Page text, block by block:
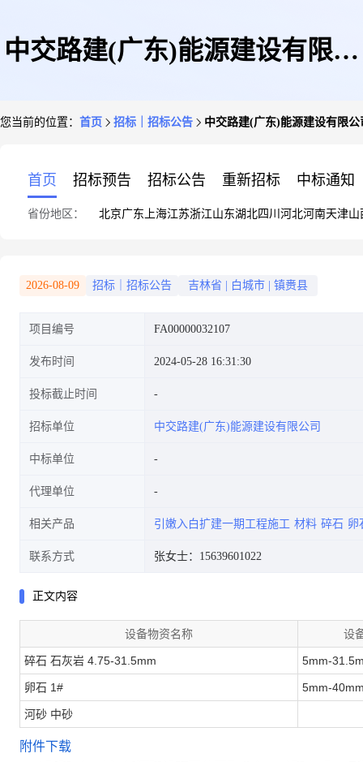
中交路建(广东)能源建设有限公
您当前的位置： 首页 招标｜招标公告 中交路建(广东)能源建设有限
首页 招标预告 招标公告 重新招标 中标通知
省份地区： 北京广东 上海江苏浙江山东湖北四川 河北河南天津山
2026-08-09 招标｜招标公告 吉林省 白城市 镇赉县
项目编号 FA00000032107
发布时间 2024-05-28 16:31:30
投标截止时间
招标单位 中交路建(广东)能源建设有限公司
中标单位
代理单位
相关产品 引嫩入白扩建一期工程施工 材料 碎石 卵
联系方式 张女士：15639601022
正文内容
设备物资名称 设
碎石 石灰岩 4.75-31.5mm 5mm-
卵石 1# 5mm-
河砂 中砂
附件下载